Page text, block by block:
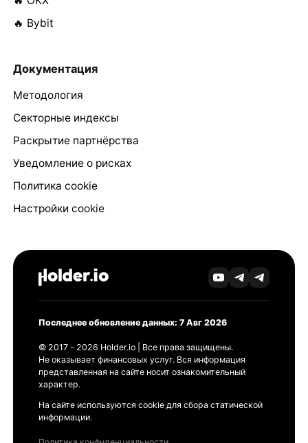
🔥 Bybit
Документация
Методология
Секторные индексы
Раскрытие партнёрства
Уведомление о рисках
Политика cookie
Настройки cookie
Последнее обновление данных: 7 Авг 2026
© 2017 - 2026 Holder.io | Все права защищены.
Не оказывает финансовых услуг. Вся информация
представленная на сайте носит ознакомительный
характер.
На сайте используются cookie для сбора статической
информации.